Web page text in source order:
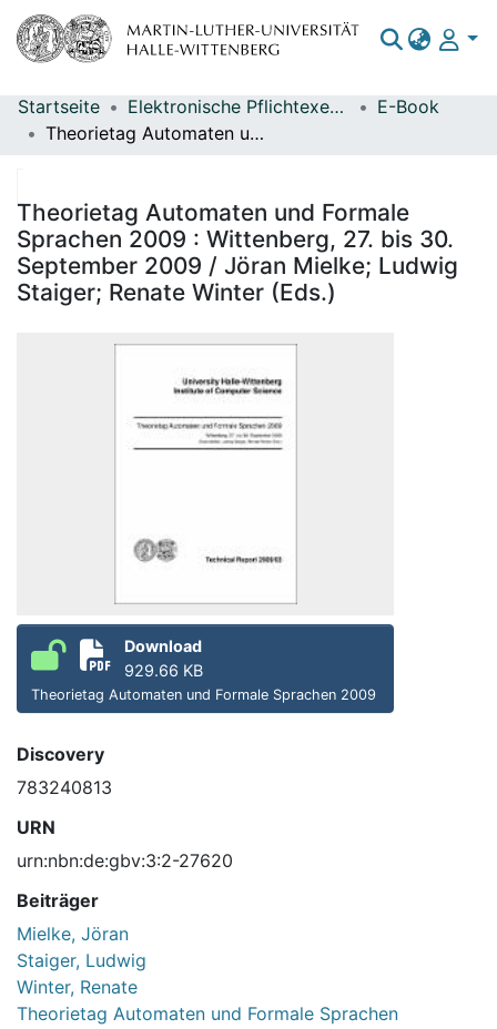
Bereiche & Sammlungen
Statistiken
Startseite Elektronische Pflichtexemplare
E-Book
Theorietag Automaten und Formale Sprachen 2009 : Wittenberg, 27. bis 30. September 2009 / Jöran Mielke; Ludwig Staiger; Renate Winter (Eds.)
Theorietag Automaten und Formale
Sprachen 2009 : Wittenberg, 27. bis 30.
September 2009 / Jöran Mielke; Ludwig
Staiger; Renate Winter (Eds.)
Download
929.66 KB
Theorietag Automaten und Formale Sprachen 2009
Discovery
783240813
URN
urn:nbn:de:gbv:3:2-27620
Beiträger
Mielke, Jöran
Staiger, Ludwig
Winter, Renate
Theorietag Automaten und Formale Sprachen